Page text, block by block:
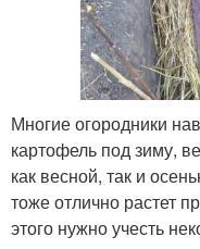
Многие огородники
картофель под зиму,
как весной, так и
тоже отлично растет
этого нужно учесть